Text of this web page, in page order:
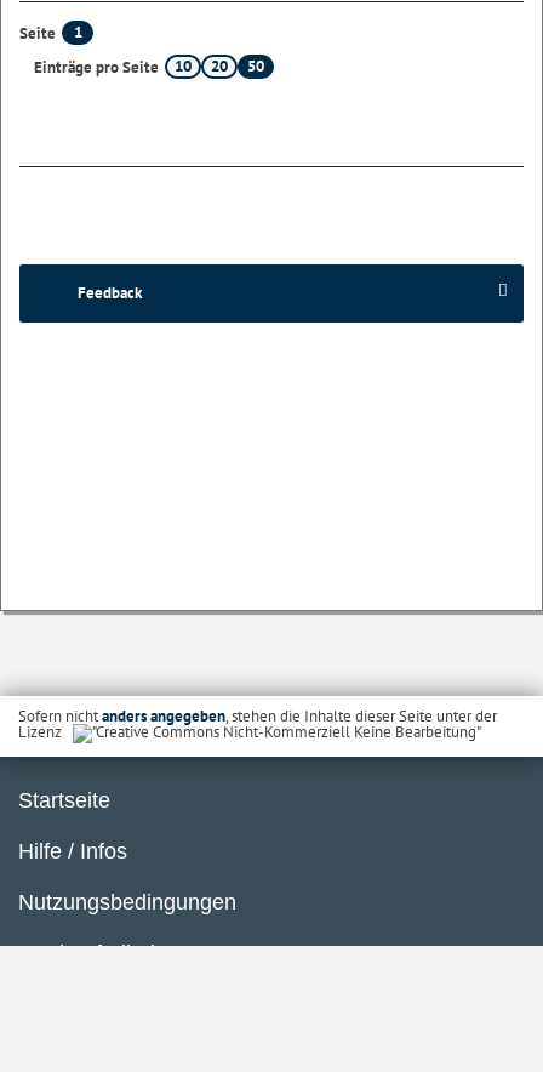
Seite
1
Einträge pro Seite
10 20 50
Feedback
Sofern nichtanders angegeben, stehen die Inhalte dieser Seite unter der
Lizenz
Startseite
Hilfe / Infos
Nutzungsbedingungen
Barrierefreiheit